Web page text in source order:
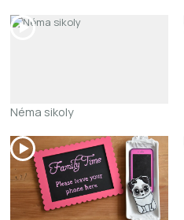
Néma sikoly